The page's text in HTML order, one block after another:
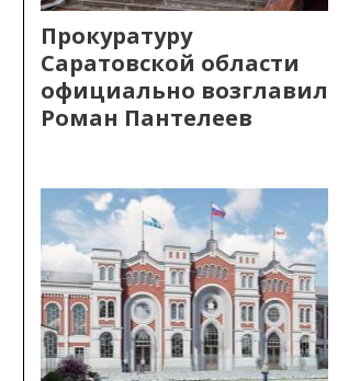
Прокуратуру
Саратовской области
официально возглавил
Роман Пантелеев